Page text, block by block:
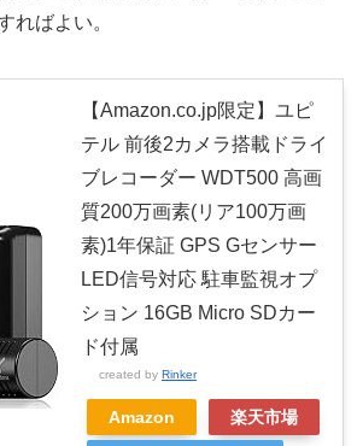
ればよい。
【Amazon.co.jp限定】ユピ
テル 前後2カメラ搭載ドライ
ブレコーダー WDT500 高画
質200万画素(リア100万画
素)1年保証 GPS Gセンサー
LED信号対応 駐車監視オプ
ション 16GB Micro SDカー
ド付属
created by Rinker
Amazon 楽天市場